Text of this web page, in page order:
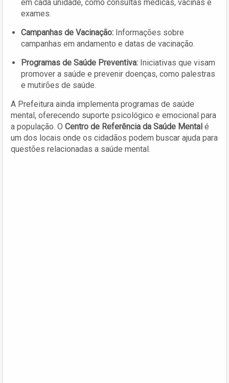
em cada unidade, como consultas médicas, vacinas e
exames.
Campanhas de Vacinação: Informações sobre
campanhas em andamento e datas de vacinação.
Programas de Saúde Preventiva: Iniciativas que visam
promover a saúde e prevenir doenças, como palestras
e mutirões de saúde.
A Prefeitura ainda implementa programas de saúde
mental, oferecendo suporte psicológico e emocional para
a população. O Centro de Referência da Saúde Mental é
um dos locais onde os cidadãos podem buscar ajuda para
questões relacionadas a saúde mental.